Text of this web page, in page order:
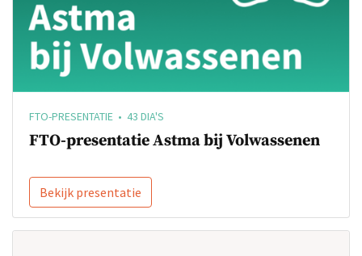
FTO-PRESENTATIE • 43 DIA'S
FTO-presentatie Astma bij Volwassenen
Bekijk presentatie